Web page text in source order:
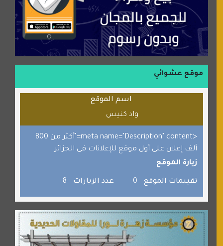
موسوعة نور الرحمن
منتدى جيوش الهكرز
بلو باص
موقع حراج خدمة
الطبي
قراننا
برامج كمبيوتر
جائزة دبي الدولية للقران الكريم
صفنة دوت كوم
الألسن لخدمات الترجمة المعتمدة
موقع عشوائي
اسم الموقع
واد كنيس
<meta name="Description" content="أكثر من 800
ألف إعلان على أول موقع للإعلانات في الجزائر
زيارة الموقع
تقييمات الموقع 0 عدد الزيارات 8